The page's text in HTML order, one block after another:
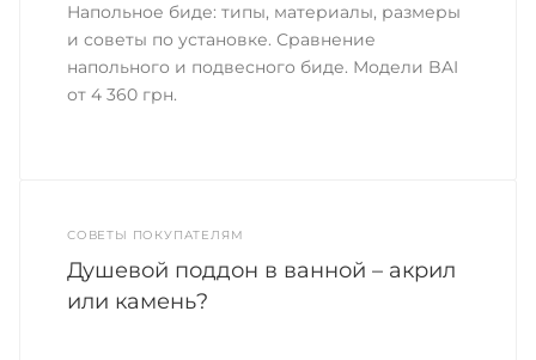
Напольное биде: типы, материалы, размеры
и советы по установке. Сравнение
напольного и подвесного биде. Модели BAI
от 4 360 грн.
СОВЕТЫ ПОКУПАТЕЛЯМ
Душевой поддон в ванной – акрил
или камень?